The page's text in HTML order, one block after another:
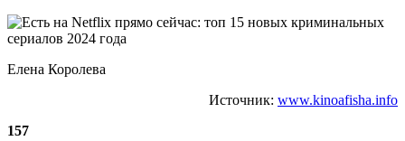
Елена Королева
Источник: www.kinoafisha.info
157